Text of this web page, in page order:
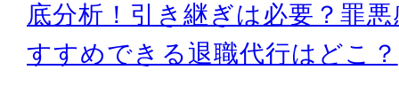
底分析！引き継ぎは必要？罪
すすめできる退職代行はどこ？